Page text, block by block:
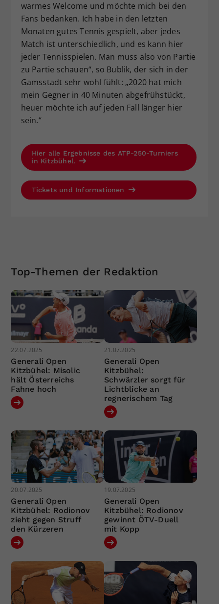
warmes Welcome und möchte mich bei den
Fans bedanken. Ich habe in den letzten
Monaten gutes Tennis gespielt, aber jedes
Match ist unterschiedlich, und es kann hier
jeder Tennisspielen. Man muss also von Partie
zu Partie schauen“, so Bublik, der sich in der
Gamsstadt sehr wohl fühlt: „2020 hat mich
mein Gegner in 40 Minuten abgefrühstückt,
heuer möchte ich auf jeden Fall länger hier
sein.“
Hier alle Ergebnisse des ATP-250-Turniers
in Kitzbühel.
Tickets und Informationen
Top-Themen der Redaktion
22.07.2025
Generali Open
Kitzbühel: Misolic
hält Österreichs
Fahne hoch
21.07.2025
Generali Open
Kitzbühel:
Schwärzler sorgt für
Lichtblicke an
regnerischem Tag
20.07.2025
Generali Open
Kitzbühel: Rodionov
zieht gegen Struff
den Kürzeren
19.07.2025
Generali Open
Kitzbühel: Rodionov
gewinnt ÖTV-Duell
mit Kopp